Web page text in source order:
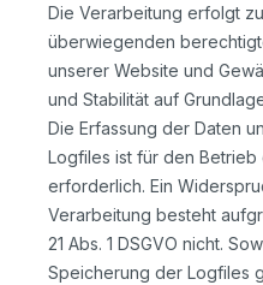
Die Verarbeitung erfolgt
überwiegenden
unserer Website und
und Stabilität auf
Die Erfassung der Daten
Logfiles ist für den
erforderlich. Ein
Verarbeitung besteht
21 Abs. 1 DSGVO nicht.
Speicherung der Logfiles